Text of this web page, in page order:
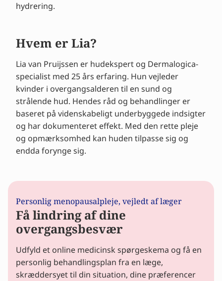
hydrering.
Hvem er Lia?
Lia van Pruijssen er hudekspert og Dermalogica-
specialist med 25 års erfaring. Hun vejleder
kvinder i overgangsalderen til en sund og
strålende hud. Hendes råd og behandlinger er
baseret på videnskabeligt underbyggede indsigter
og har dokumenteret effekt. Med den rette pleje
og opmærksomhed kan huden tilpasse sig og
endda forynge sig.
Personlig menopausalpleje, vejledt af læger
Få lindring af dine
overgangsbesvær
Udfyld et online medicinsk spørgeskema og få en
personlig behandlingsplan fra en læge,
skræddersyet til din situation, dine præferencer